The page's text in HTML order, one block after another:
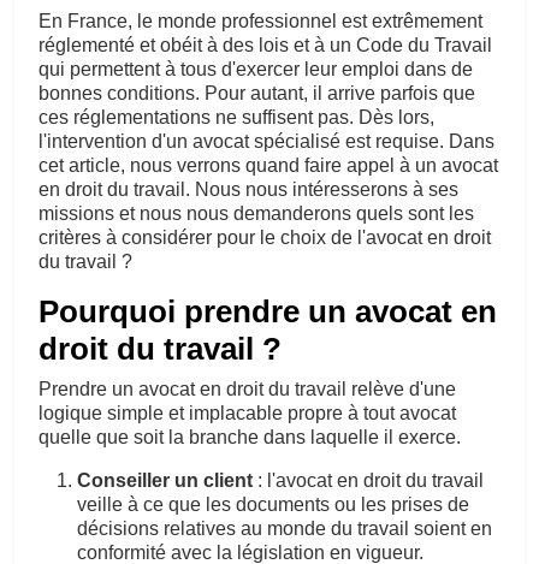
En France, le monde professionnel est extrêmement
réglementé et obéit à des lois et à un Code du Travail
qui permettent à tous d'exercer leur emploi dans de
bonnes conditions. Pour autant, il arrive parfois que
ces réglementations ne suffisent pas. Dès lors,
l'intervention d'un avocat spécialisé est requise. Dans
cet article, nous verrons quand faire appel à un avocat
en droit du travail. Nous nous intéresserons à ses
missions et nous nous demanderons quels sont les
critères à considérer pour le choix de l'avocat en droit
du travail ?
Pourquoi prendre un avocat en
droit du travail ?
Prendre un avocat en droit du travail relève d'une
logique simple et implacable propre à tout avocat
quelle que soit la branche dans laquelle il exerce.
Conseiller un client : l'avocat en droit du travail
veille à ce que les documents ou les prises de
décisions relatives au monde du travail soient en
conformité avec la législation en vigueur.